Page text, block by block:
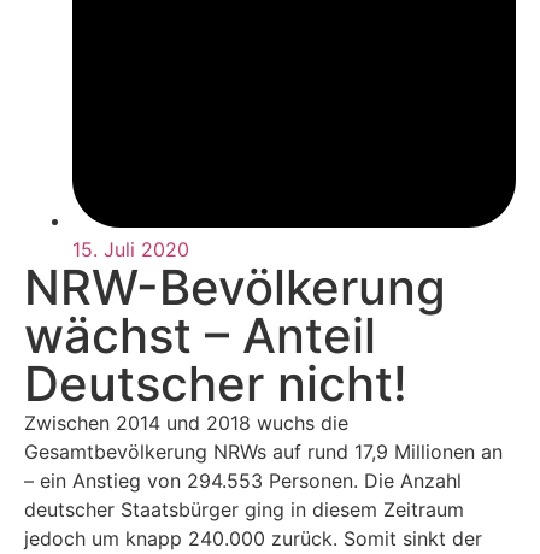
15. Juli 2020
NRW-Bevölkerung
wächst – Anteil
Deutscher nicht!
Zwischen 2014 und 2018 wuchs die
Gesamtbevölkerung NRWs auf rund 17,9 Millionen an
– ein Anstieg von 294.553 Personen. Die Anzahl
deutscher Staatsbürger ging in diesem Zeitraum
jedoch um knapp 240.000 zurück. Somit sinkt der